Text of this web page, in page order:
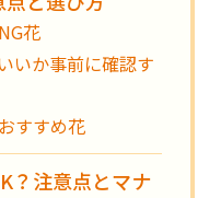
花
いか事前に確認す
すすめ花
？注意点とマナ